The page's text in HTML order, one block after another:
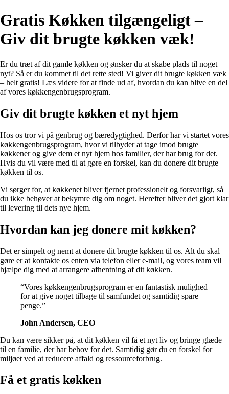
Gratis Køkken tilgængeligt –
Giv dit brugte køkken væk!
Er du træt af dit gamle køkken og ønsker du at skabe plads til noget
nyt? Så er du kommet til det rette sted! Vi giver dit brugte køkken væk
– helt gratis! Læs videre for at finde ud af, hvordan du kan blive en del
af vores køkkengenbrugsprogram.
Giv dit brugte køkken et nyt hjem
Hos os tror vi på genbrug og bæredygtighed. Derfor har vi startet vores
køkkengenbrugsprogram, hvor vi tilbyder at tage imod brugte
køkkener og give dem et nyt hjem hos familier, der har brug for det.
Hvis du vil være med til at gøre en forskel, kan du donere dit brugte
køkken til os.
Vi sørger for, at køkkenet bliver fjernet professionelt og forsvarligt, så
du ikke behøver at bekymre dig om noget. Herefter bliver det gjort klar
til levering til dets nye hjem.
Hvordan kan jeg donere mit køkken?
Det er simpelt og nemt at donere dit brugte køkken til os. Alt du skal
gøre er at kontakte os enten via telefon eller e-mail, og vores team vil
hjælpe dig med at arrangere afhentning af dit køkken.
“Vores køkkengenbrugsprogram er en fantastisk mulighed
for at give noget tilbage til samfundet og samtidig spare
penge.”
John Andersen, CEO
Du kan være sikker på, at dit køkken vil få et nyt liv og bringe glæde
til en familie, der har behov for det. Samtidig gør du en forskel for
miljøet ved at reducere affald og ressourceforbrug.
Få et gratis køkken